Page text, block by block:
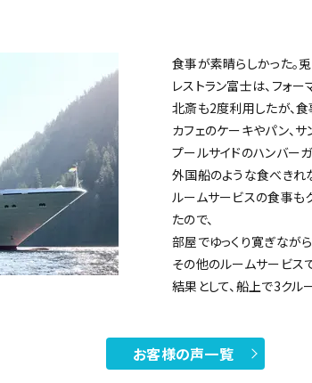
食事が素晴らしかった。
レストラン富士は、フォ
北斎も2度利用したが、食
カフェのケーキやパン、サ
プールサイドのハンバー
外国船のような食べきれ
ルームサービスの食事も
たので、
部屋でゆっくり寛ぎなが
その他のルームサービス
結果として、船上で3クル
お客様の声一覧